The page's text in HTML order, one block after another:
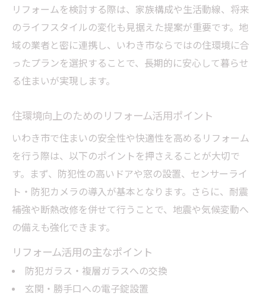
リフォームを検討する際は、家族構成や生活動線、将来
のライフスタイルの変化も見据えた提案が重要です。地
域の業者と密に連携し、いわき市ならではの住環境に合
ったプランを選択することで、長期的に安心して暮らせ
る住まいが実現します。
住環境向上のためのリフォーム活用ポイント
いわき市で住まいの安全性や快適性を高めるリフォーム
を行う際は、以下のポイントを押さえることが大切で
す。まず、防犯性の高いドアや窓の設置、センサーライ
ト・防犯カメラの導入が基本となります。さらに、耐震
補強や断熱改修を併せて行うことで、地震や気候変動へ
の備えも強化できます。
リフォーム活用の主なポイント
防犯ガラス・複層ガラスへの交換
玄関・勝手口への電子錠設置